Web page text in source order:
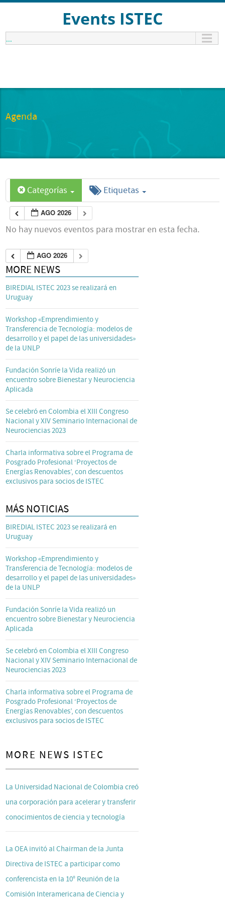
Events ISTEC
...
Agenda
Categorías Etiquetas
AGO 2026
No hay nuevos eventos para mostrar en esta fecha.
AGO 2026
MORE NEWS
BIREDIAL ISTEC 2023 se realizará en
Uruguay
Workshop «Emprendimiento y
Transferencia de Tecnología: modelos de
desarrollo y el papel de las universidades»
de la UNLP
Fundación Sonríe la Vida realizó un
encuentro sobre Bienestar y Neurociencia
Aplicada
Se celebró en Colombia el XIII Congreso
Nacional y XIV Seminario Internacional de
Neurociencias 2023
Charla informativa sobre el Programa de
Posgrado Profesional ‘Proyectos de
Energías Renovables’, con descuentos
exclusivos para socios de ISTEC
MÁS NOTICIAS
BIREDIAL ISTEC 2023 se realizará en
Uruguay
Workshop «Emprendimiento y
Transferencia de Tecnología: modelos de
desarrollo y el papel de las universidades»
de la UNLP
Fundación Sonríe la Vida realizó un
encuentro sobre Bienestar y Neurociencia
Aplicada
Se celebró en Colombia el XIII Congreso
Nacional y XIV Seminario Internacional de
Neurociencias 2023
Charla informativa sobre el Programa de
Posgrado Profesional ‘Proyectos de
Energías Renovables’, con descuentos
exclusivos para socios de ISTEC
MORE NEWS ISTEC
La Universidad Nacional de Colombia creó
una corporación para acelerar y transferir
conocimientos de ciencia y tecnología
La OEA invitó al Chairman de la Junta
Directiva de ISTEC a participar como
conferencista en la 10° Reunión de la
Comisión Interamericana de Ciencia y